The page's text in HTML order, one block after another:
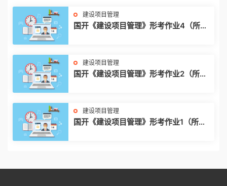
建设项目管理
国开《建设项目管理》形考作业4（所属
建设项目管理
国开《建设项目管理》形考作业2（所属
建设项目管理
国开《建设项目管理》形考作业1（所属